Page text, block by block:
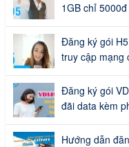
1GB chỉ 5000đ
Đăng ký gói
truy cập mạng
Đăng ký gói
đãi data kèm
Hướng dẫn